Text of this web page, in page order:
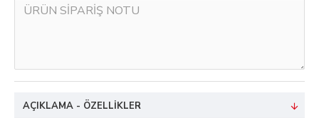
AÇIKLAMA - ÖZELLIKLER